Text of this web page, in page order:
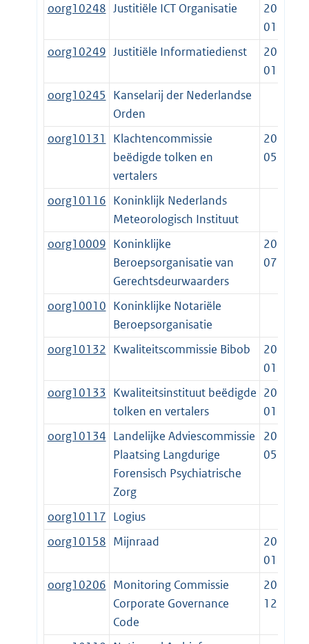
oorg10248 Justitiële ICT Organisatie
2022-
01-01
oorg10249 Justitiële Informatiedienst
2022-
01-01
oorg10245 Kanselarij der Nederlandse
Orden
oorg10131
Klachtencommissie
beëdigde tolken en
vertalers
2009-
05-25
oorg10116 Koninklijk Nederlands
Meteorologisch Instituut
oorg10009 Koninklijke
Beroepsorganisatie van
Gerechtsdeurwaarders
2001-
07-16
oorg10010 Koninklijke Notariële
Beroepsorganisatie
oorg10132 Kwaliteitscommissie Bibob
2014-
01-01
oorg10133 Kwaliteitsinstituut beëdigde
tolken en vertalers
2014-
01-01
oorg10134 Landelijke Adviescommissie
Plaatsing Langdurige
Forensisch Psychiatrische
Zorg
2012-
05-10
oorg10117 Logius
oorg10158 Mijnraad
2003-
01-01
oorg10206 Monitoring Commissie
Corporate Governance
Code
2013-
12-11